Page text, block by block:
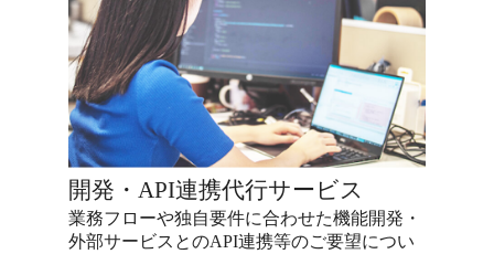
開発・API連携代行サービス
業務フローや独自要件に合わせた機能開発・
外部サービスとのAPI連携等のご要望につい